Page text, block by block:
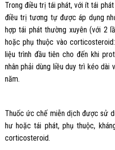
Trong điều trị tái phát, với ít tái
điều trị tương tự được áp dụng
hợp tái phát thường xuyên (với 2
hoặc phụ thuộc vào
liệu trình đầu tiên cho đến khi
nhân phải dùng liều duy trì kéo
năm.
Thuốc ức chế miễn dịch được sử
hư hoặc tái phát, phụ thuộc,
corticosteroid.